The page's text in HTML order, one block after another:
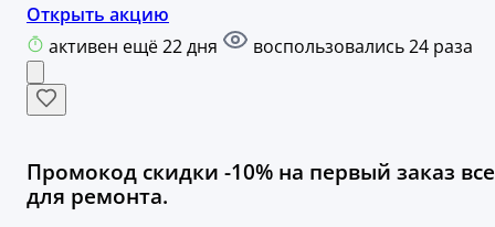
Открыть акцию
активен ещё 22 дня
воспользовались 24 раза
Промокод скидки -10% на первый заказ все
для ремонта.